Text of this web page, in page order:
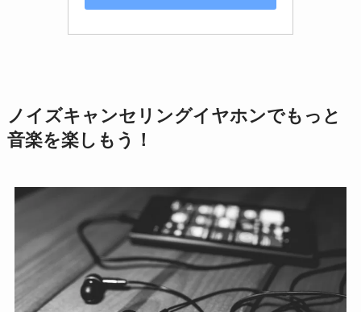
ノイズキャンセリングイヤホンでもっと
音楽を楽しもう！